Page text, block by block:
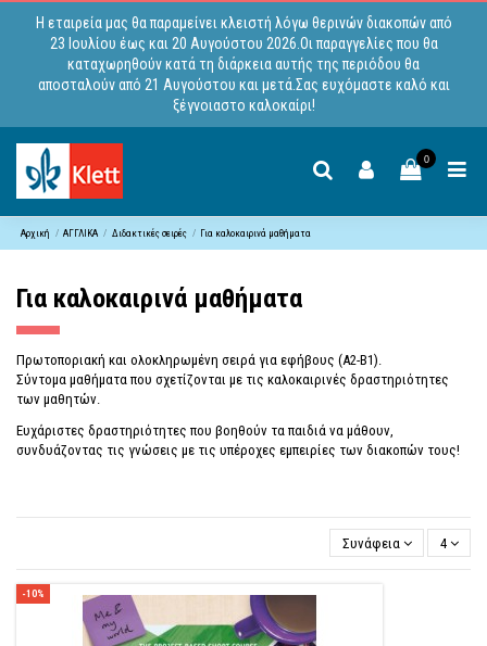
Η εταιρεία μας θα παραμείνει κλειστή λόγω θερινών διακοπών από
23 Ιουλίου έως και 20 Αυγούστου 2026.Οι παραγγελίες που θα
καταχωρηθούν κατά τη διάρκεια αυτής της περιόδου θα
αποσταλούν από 21 Αυγούστου και μετά.Σας ευχόμαστε καλό και
ξέγνοιαστο καλοκαίρι!
0
Αρχική ΑΓΓΛΙΚΑ Διδακτικές σειρές Για καλοκαιρινά μαθήματα
Για καλοκαιρινά μαθήματα
Πρωτοποριακή και ολοκληρωμένη σειρά για εφήβους (A2-B1).
Σύντομα μαθήματα που σχετίζονται με τις καλοκαιρινές δραστηριότητες
των μαθητών.
Ευχάριστες δραστηριότητες που βοηθούν τα παιδιά να μάθουν,
συνδυάζοντας τις γνώσεις με τις υπέροχες εμπειρίες των διακοπών τους!
Συνάφεια 4
-10%